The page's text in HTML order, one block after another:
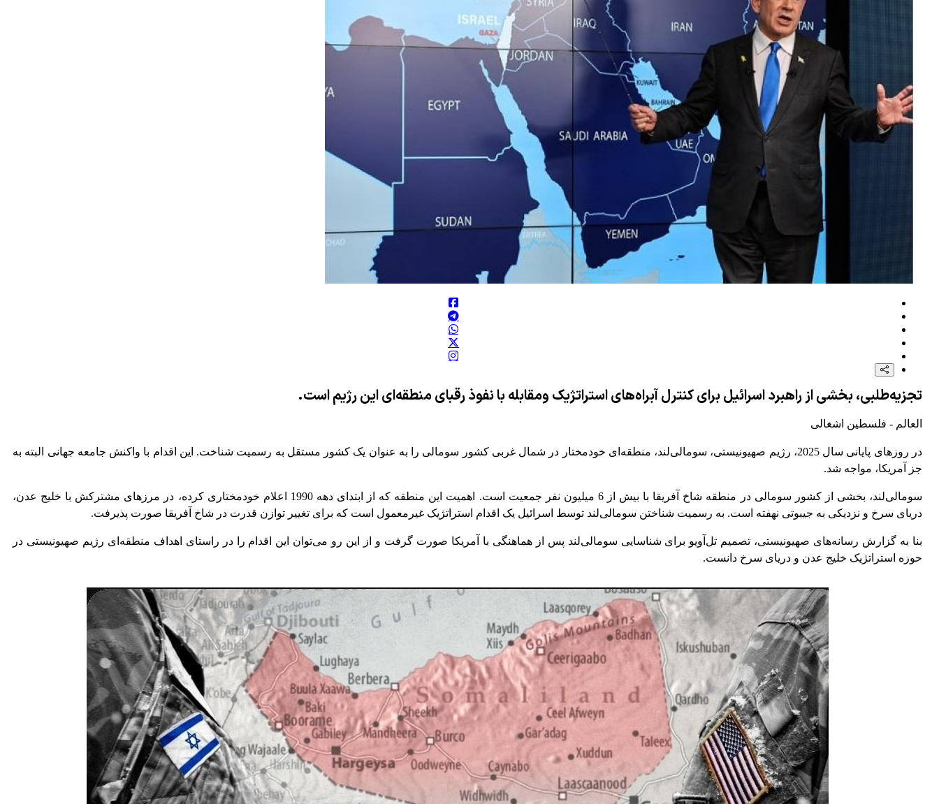
سپاه: اعتراف رسانه‌های خارجی به شکست ترامپ حاصل مجاهدت رسانه‌های انقلابی است
سی‌ان‌ان: ارتش آمریکا در پی راهی برای خروج از جنگ با ایران است
بقائی: پیش از آنکه کسی بتواند ادعای غنائم جنگی کند، ابتدا باید در جنگ پیروز شده باشد
تجزیه‌طلبی، بخشی از راهبرد اسرائیل برای کنترل آبراه‌های استراتژیک ومقابله با نفوذ رقبای منطقه‌ای این رژیم است.
العالم - فلسطین اشغالی
در روزهای پایانی سال 2025، رژیم صهیونیستی، سومالی‌لند، منطقه‌ای خودمختار در شمال غربی کشور سومالی را به عنوان یک کشور مستقل به رسمیت شناخت. این اقدام با واکنش جامعه جهانی البته به
جز آمریکا، مواجه شد.
سومالی‌لند، بخشی از کشور سومالی در منطقه شاخ آفریقا با بیش از 6 میلیون نفر جمعیت است. اهمیت این منطقه که از ابتدای دهه 1990 اعلام خودمختاری کرده، در مرزهای مشترکش با خلیج عدن،
دریای سرخ و نزدیکی به جیبوتی نهفته است. به رسمیت شناختن سومالی‌لند توسط اسرائیل یک اقدام استراتژیک غیرمعمول است که برای تغییر توازن قدرت در شاخ آفریقا صورت پذیرفت.
بنا به گزارش‌ رسانه‌‌های صهیونیستی، تصمیم تل‌آویو برای شناسایی سومالی‌لند پس از هماهنگی با آمریکا صورت گرفت و از این رو می‌توان این اقدام را در راستای اهداف منطقه‌ای رژیم صهیونیستی در
حوزه استراتژیک خلیج عدن و دریای سرخ دانست.